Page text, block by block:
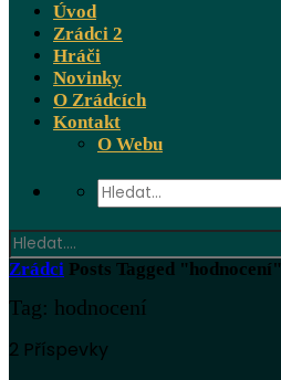
Úvod
Zrádci 2
Hráči
Novinky
O Zrádcích
Kontakt
O Webu
Zrádci Posts Tagged "hodnocení"
Tag: hodnocení
2 Příspevky